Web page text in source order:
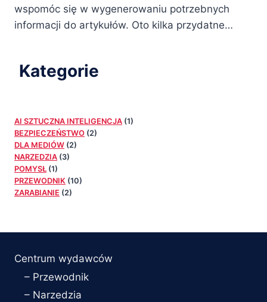
wspomóc się w wygenerowaniu potrzebnych
informacji do artykułów. Oto kilka przydatne…
Kategorie
AI SZTUCZNA INTELIGENCJA (1)
BEZPIECZEŃSTWO (2)
DLA MEDIÓW (2)
NARZEDZIA (3)
POMYSŁ (1)
PRZEWODNIK (10)
ZARABIANIE (2)
Centrum wydawców
– Przewodnik
– Narzedzia